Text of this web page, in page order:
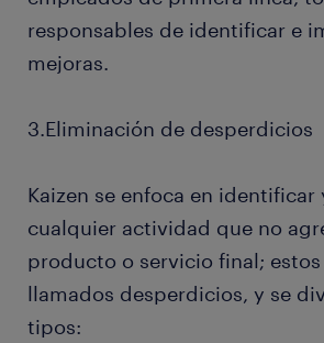
responsables de identificar e
mejoras.
3.Eliminación de desperdicios
Kaizen se enfoca en identificar
cualquier actividad que no
producto o servicio final;
llamados desperdicios, y se
tipos: